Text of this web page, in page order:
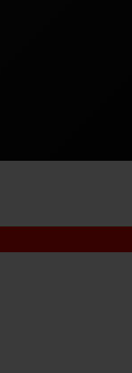
„Trailer laden“
IP-Adresse und
YouTube